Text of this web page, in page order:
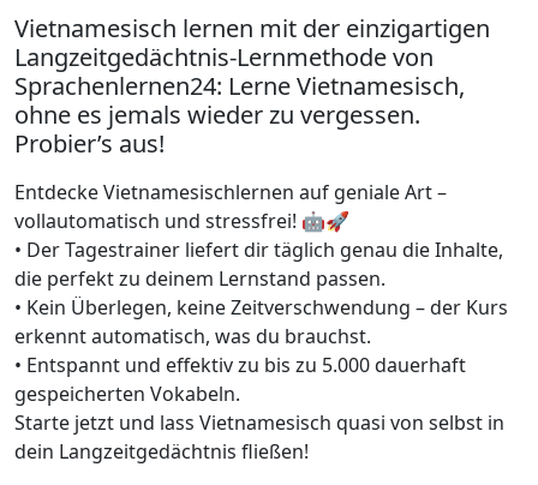
Vietnamesisch lernen mit der einzigartigen
Langzeitgedächtnis-Lernmethode von
Sprachenlernen24: Lerne Vietnamesisch,
ohne es jemals wieder zu vergessen.
Probier’s aus!
Entdecke Vietnamesischlernen auf geniale Art –
vollautomatisch und stressfrei! 🤖🚀
• Der Tagestrainer liefert dir täglich genau die Inhalte,
die perfekt zu deinem Lernstand passen.
• Kein Überlegen, keine Zeitverschwendung – der Kurs
erkennt automatisch, was du brauchst.
• Entspannt und effektiv zu bis zu 5.000 dauerhaft
gespeicherten Vokabeln.
Starte jetzt und lass Vietnamesisch quasi von selbst in
dein Langzeitgedächtnis fließen!